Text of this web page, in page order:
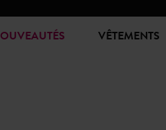
NOUVEAUTÉS VÊTEMENTS